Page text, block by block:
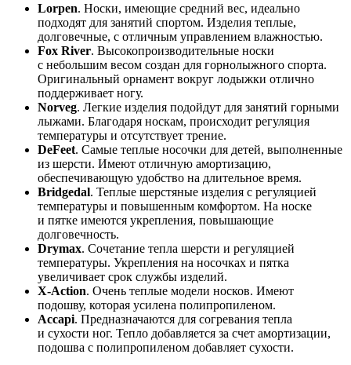
Lorpen. Носки, имеющие средний вес, идеально
подходят для занятий спортом. Изделия теплые,
долговечные, с отличным управлением влажностью.
Fox River. Высокопроизводительные носки
с небольшим весом создан для горнолыжного спорта.
Оригинальный орнамент вокруг лодыжки отлично
поддерживает ногу.
Norveg. Легкие изделия подойдут для занятий горными
лыжами. Благодаря носкам, происходит регуляция
температуры и отсутствует трение.
DeFeet. Самые теплые носочки для детей, выполненные
из шерсти. Имеют отличную амортизацию,
обеспечивающую удобство на длительное время.
Bridgedal. Теплые шерстяные изделия с регуляцией
температуры и повышенным комфортом. На носке
и пятке имеются укрепления, повышающие
долговечность.
Drymax. Сочетание тепла шерсти и регуляцией
температуры. Укрепления на носочках и пятка
увеличивает срок службы изделий.
X-Action. Очень теплые модели носков. Имеют
подошву, которая усилена полипропиленом.
Accapi. Предназначаются для согревания тепла
и сухости ног. Тепло добавляется за счет амортизации,
подошва с полипропиленом добавляет сухости.